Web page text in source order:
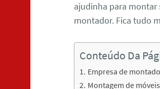
ajudinha para montar
montador. Fica tudo
Conteúdo Da
Empresa de
Montagem de